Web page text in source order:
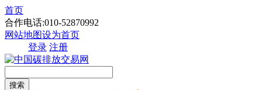
首页
合作电话:010-52870992
网站地图设为首页
登录 注册
搜索